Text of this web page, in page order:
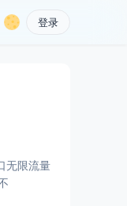
登录
无限流量